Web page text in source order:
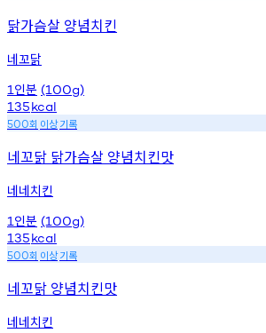
닭가슴살 양념치킨
네꼬닭
1 인분 (100g)
135kcal
500회 이상기록
네꼬닭 닭가슴살 양념치킨맛
네네치킨
1 인분 (100g)
135kcal
500회 이상기록
네꼬닭 양념치킨맛
네네치킨